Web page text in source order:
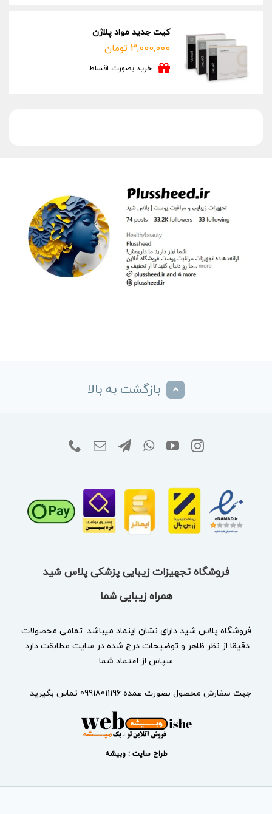
کیت جدید مواد پلاژن
3,000,000 تومان
خرید بصورت اقساط
بازگشت به بالا
فروشگاه تجهیزات زیبایی پزشکی پلاس شید
همراه زیبایی شما
فروشگاه پلاس شید دارای نشان اینماد میباشد. تمامی محصولات
دقیقا از نظر ظاهر و توضیحات درج شده در سایت مطابقت دارد.
سپاس از اعتماد شما
جهت سفارش محصول بصورت عمده 09918011196 تماس بگیرید
طراح سایت : وبیشه